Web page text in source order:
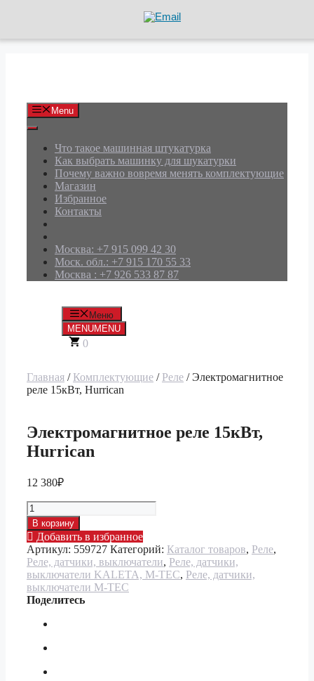
Menu
Что такое машинная штукатурка
Как выбрать машинку для шукатурки
Почему важно вовремя менять комплектующие
Магазин
Избранное
Контакты
Москва: +7 915 099 42 30
Моск. обл.: +7 915 170 55 33
Москва : +7 926 533 87 87
Меню
MENUMENU
0
Главная / Комплектующие / Реле / Электромагнитное
реле 15кВт, Hurrican
Электромагнитное реле 15кВт,
Hurrican
12 380₽
Количество
товара
Электромагнитное
реле
15кВт,
Hurrican
В корзину
Добавить в избранное
Артикул: 559727 Категорий: Каталог товаров, Реле,
Реле, датчики, выключатели, Реле, датчики,
выключатели KALETA, M-TEC, Реле, датчики,
выключатели M-TEC
Поделитесь